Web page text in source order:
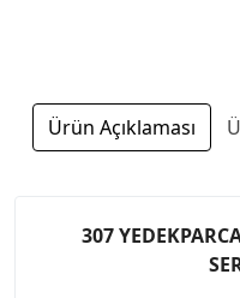
Ürün Açıklaması
307